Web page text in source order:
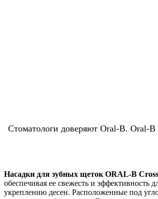
Стоматологи доверяют Oral-B. Oral-
Насадки для зубных щеток ORAL-B
обеспечивая ее свежесть и эффективность
укреплению десен. Расположенные под